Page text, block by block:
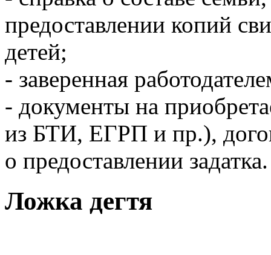
предоставлении копий
детей;
- заверенная
- документы на
из БТИ, ЕГРП и пр.),
о предоставлении задатка.
Ложка дегтя